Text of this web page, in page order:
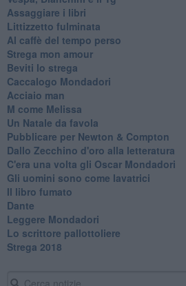
Assaggiare i libri
Littizzetto fulminata
Al caffè del tempo perso
Strega mon amour
Beviti lo strega
Caccalogo Mondadori
Acciaio man
M come Melissa
Un Natale da favola
Pubblicare per Newton & Compton
Dallo Zecchino d'oro alla letteratura
C'era una volta gli Oscar Mondadori
Gli uomini sono come lavatrici
Il libro fumato
Dante
Leggere Mondadori
Lo scrittore pallottoliere
Strega 2018